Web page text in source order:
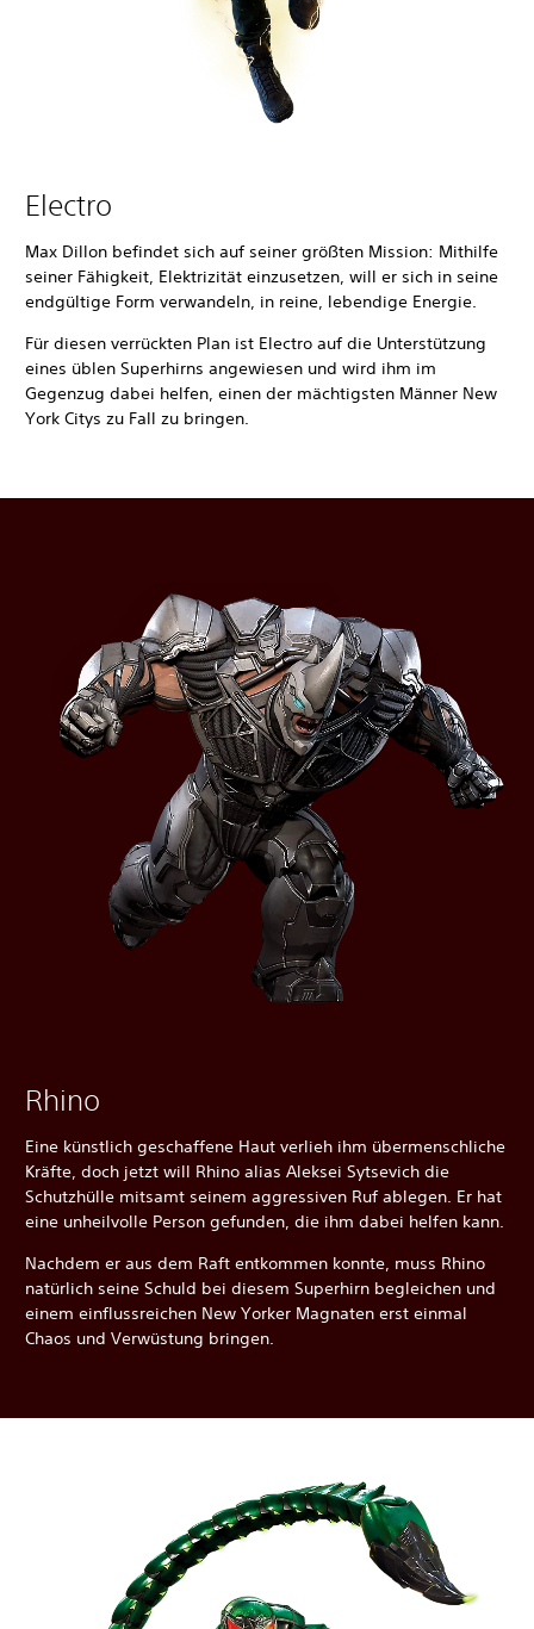
Electro
Max Dillon befindet sich auf seiner größten Mission: Mithilfe
seiner Fähigkeit, Elektrizität einzusetzen, will er sich in seine
endgültige Form verwandeln, in reine, lebendige Energie.
Für diesen verrückten Plan ist Electro auf die Unterstützung
eines üblen Superhirns angewiesen und wird ihm im
Gegenzug dabei helfen, einen der mächtigsten Männer New
York Citys zu Fall zu bringen.
Rhino
Eine künstlich geschaffene Haut verlieh ihm übermenschliche
Kräfte, doch jetzt will Rhino alias Aleksei Sytsevich die
Schutzhülle mitsamt seinem aggressiven Ruf ablegen. Er hat
eine unheilvolle Person gefunden, die ihm dabei helfen kann.
Nachdem er aus dem Raft entkommen konnte, muss Rhino
natürlich seine Schuld bei diesem Superhirn begleichen und
einem einflussreichen New Yorker Magnaten erst einmal
Chaos und Verwüstung bringen.